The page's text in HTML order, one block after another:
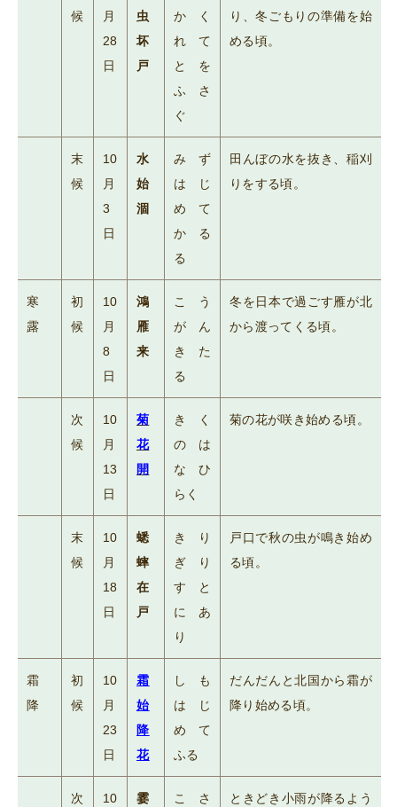
候
月
28
日
虫
坏
戸
かく
れて
とを
ふさ
ぐ
り、冬ごもりの準備を始
める頃。
末
候
10
月
3
日
水
始
涸
みず
はじ
めて
かる
る
田んぼの水を抜き、稲刈
りをする頃。
寒
露
初
候
10
月
8
日
鴻
雁
来
こう
がん
きた
る
冬を日本で過ごす雁が北
から渡ってくる頃。
次
候
10
月
13
日
菊
花
開
きく
のは
なひ
らく
菊の花が咲き始める頃。
末
候
10
月
18
日
蟋
蟀
在
戸
きり
ぎり
すと
にあ
り
戸口で秋の虫が鳴き始め
る頃。
霜
降
初
候
10
月
23
日
霜
始
降
花
しも
はじ
めて
ふる
だんだんと北国から霜が
降り始める頃。
次
10
霎
こさ
ときどき小雨が降るよう